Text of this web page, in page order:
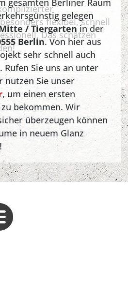
flexibel, schnell
Das schätzen
gesamten Berliner Raum
gelegen
/ Tiergartenin der
Berlin. Von hier aus
sehr schnell auch
Sie uns an unter
nutzen Sie unser
, um einen ersten
bekommen. Wir
überzeugen können
in neuem Glanz